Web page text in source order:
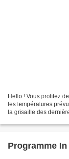
Hello ! Vous profitez
les températures
la grisaille des
Programme